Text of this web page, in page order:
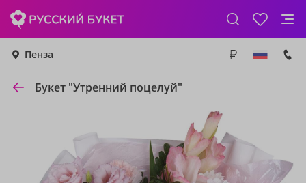
Пенза
Букет "Утренний поцелуй"